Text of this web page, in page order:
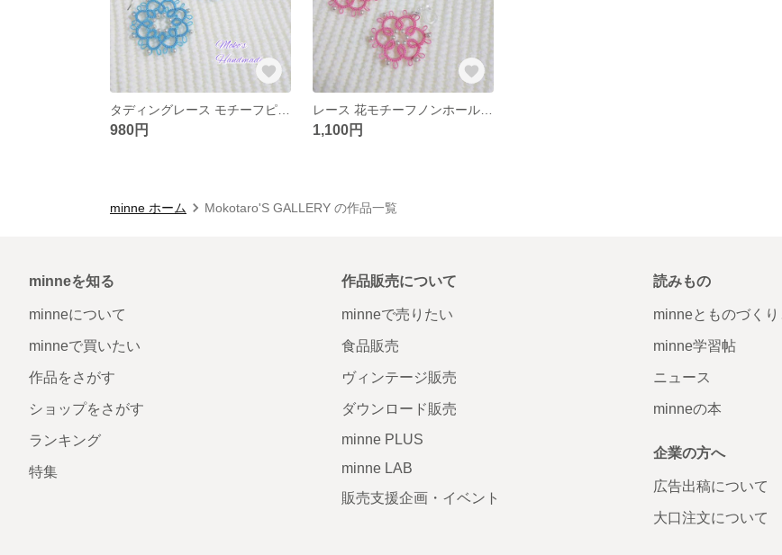
980円
レース 花モチーフノンホールピアス
1,100円
minne ホーム Mokotaro'S GALLERY の作品一覧
minneを知る
minneについて
minneで買いたい
作品をさがす
ショップをさがす
ランキング
特集
作品販売について
minneで売りたい
食品販売
ヴィンテージ販売
ダウンロード販売
minne PLUS
minne LAB
販売支援企画・イベント
読みもの
minneとものづくり
minne学習帖
ニュース
minneの本
企業の方へ
広告出稿について
大口注文について